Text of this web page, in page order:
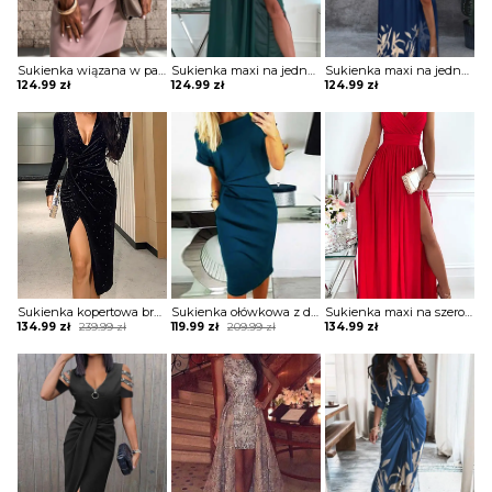
Sukienka wiązana w pasie z krótkimi koronkowymi rękawami
124.99 zł
Sukienka maxi na jedno ramię z drapowaniem
124.99 zł
Sukienka maxi na jedno ramię z zabudowanym dekoltem
124.99 zł
Sukienka kopertowa brokatowa z drapowaniem
239.99zł
Original
was:
239.99 zł.
134.99 zł
Current
is:
134.99 zł.
Sukienka ołówkowa z drapowaniem i dekoltem w łódkę
209.99zł
Original
was:
209.99 zł.
119.99 zł
Current
is:
119.99 zł.
Sukienka maxi na szerokich ramiączkach z kopertową górą i rozporkiem
134.99 zł